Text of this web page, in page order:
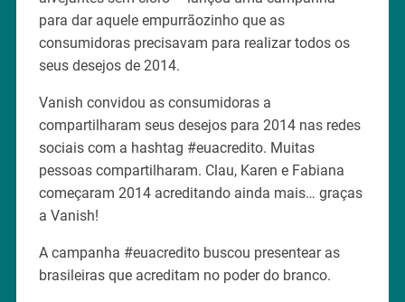
para dar aquele empurrãozinho que as
consumidoras precisavam para realizar todos os
seus desejos de 2014.
Vanish convidou as consumidoras a
compartilharam seus desejos para 2014 nas redes
sociais com a hashtag #euacredito. Muitas
pessoas compartilharam. Clau, Karen e Fabiana
começaram 2014 acreditando ainda mais… graças
a Vanish!
A campanha #euacredito buscou presentear as
brasileiras que acreditam no poder do branco.